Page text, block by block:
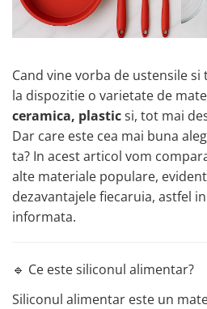
Cand vine vorba de ustensile
la dispozitie o varietate de
ceramica, plasticsi, tot mai
Dar care este cea mai buna
ta? In acest articol vom
alte materiale populare,
dezavantajele fiecaruia, astfel
informata.
🔹 Ce este siliconul alimentar?
Siliconul alimentar este un